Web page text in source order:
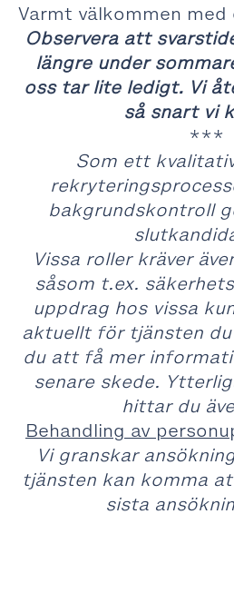
Varmt välkommen med
Observera att
längre under
oss tar lite ledigt. Vi
så snart vi
***
Som ett
bakgrundskontroll
Vissa roller kräver
såsom t.ex.
uppdrag hos vissa
aktuellt för tjänsten
du att få mer
senare skede.
hittar du
Behandling av
Vi granskar
tjänsten kan komma
sista